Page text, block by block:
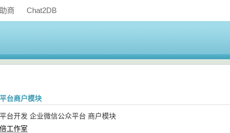
商 Chat2DB
台商户模块
台开发 企业微信公众平台 商户模块
工作室